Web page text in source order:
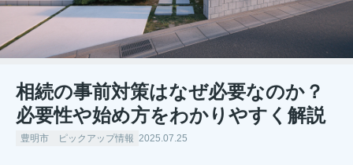
相続の事前対策はなぜ必要なのか？
必要性や始め方をわかりやすく解説
豊明市 ピックアップ情報 2025.07.25